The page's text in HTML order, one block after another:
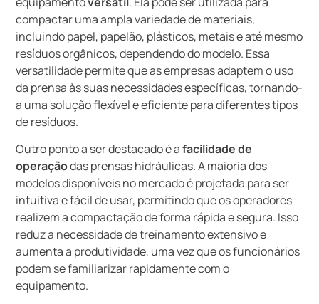
compactar uma ampla variedade de materiais,
incluindo papel, papelão, plásticos, metais e até mesmo
resíduos orgânicos, dependendo do modelo. Essa
versatilidade permite que as empresas adaptem o uso
da prensa às suas necessidades específicas, tornando-
a uma solução flexível e eficiente para diferentes tipos
de resíduos.
Outro ponto a ser destacado é afacilidade de
operaçãodas prensas hidráulicas. A maioria dos
modelos disponíveis no mercado é projetada para ser
intuitiva e fácil de usar, permitindo que os operadores
realizem a compactação de forma rápida e segura. Isso
reduz a necessidade de treinamento extensivo e
aumenta a produtividade, uma vez que os funcionários
podem se familiarizar rapidamente com o
equipamento.